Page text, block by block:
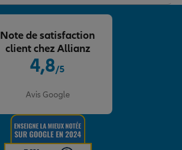
4,8/5
Avis Google
Note de satisfaction
client chez Allianz